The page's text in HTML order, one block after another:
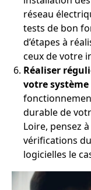
réseau
tests de bon
d’étapes à
ceux de votre
Réaliser
votre système
durable de
Loire, pensez
vérifications
logicielles le